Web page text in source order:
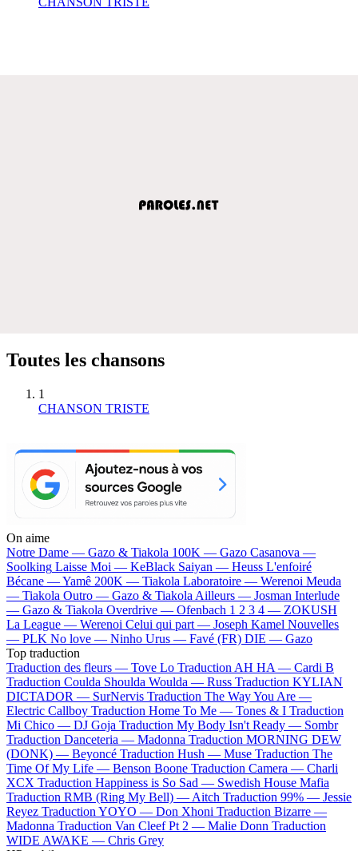
Toutes les chansons
1
CHANSON TRISTE
On aime
Notre Dame — Gazo & Tiakola 100K — Gazo Casanova —
Soolking Laisse Moi — KeBlack Saiyan — Heuss L'enfoiré
Bécane —Yamê 200K — Tiakola Laboratoire — Werenoi Meuda
— Tiakola Outro — Gazo & Tiakola Ailleurs — Josman Interlude
— Gazo & Tiakola Overdrive — Ofenbach 1 2 3 4 — ZOKUSH
La League — Werenoi Celui qui part — Joseph Kamel Nouvelles
— PLK No love — Ninho Urus — Favé (FR) DIE — Gazo
Top traduction
Traduction des fleurs — Tove Lo Traduction AH HA — Cardi B
Traduction Coulda Shoulda Woulda — Russ Traduction KYLIAN
DICTADOR — SurNervis Traduction The Way You Are —
Electric Callboy Traduction Home To Me — Tones & I Traduction
Mi Chico — DJ Goja Traduction My Body Isn't Ready — Sombr
Traduction Danceteria — Madonna Traduction MORNING DEW
(DONK) — Beyoncé Traduction Hush — Muse Traduction The
Time Of My Life — Benson Boone Traduction Camera — Charli
XCX Traduction Happiness is So Sad — Swedish House Mafia
Traduction RMB (Ring My Bell) — Aitch Traduction 99% — Jessie
Reyez Traduction YOYO — Don Xhoni Traduction Bizarre —
Madonna Traduction Van Cleef Pt 2 — Malie Donn Traduction
WIDE AWAKE — Chris Grey